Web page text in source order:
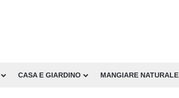
CASA E GIARDINO MANGIARE NATURALE